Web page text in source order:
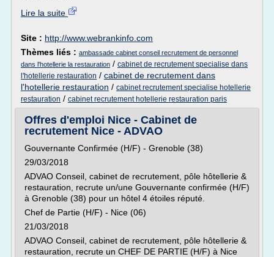
Lire la suite
Site : http://www.webrankinfo.com
Thèmes liés : ambassade cabinet conseil recrutement de personnel
dans l'hotellerie la restauration / cabinet de recrutement specialise dans
l'hotellerie restauration / cabinet de recrutement dans
l'hotellerie restauration / cabinet recrutement specialise hotellerie
restauration / cabinet recrutement hotellerie restauration paris
Offres d'emploi Nice - Cabinet de
recrutement Nice - ADVAO
Gouvernante Confirmée (H/F) - Grenoble (38)
29/03/2018
ADVAO Conseil, cabinet de recrutement, pôle hôtellerie &
restauration, recrute un/une Gouvernante confirmée (H/F)
à Grenoble (38) pour un hôtel 4 étoiles réputé.
Chef de Partie (H/F) - Nice (06)
21/03/2018
ADVAO Conseil, cabinet de recrutement, pôle hôtellerie &
restauration, recrute un CHEF DE PARTIE (H/F) à Nice